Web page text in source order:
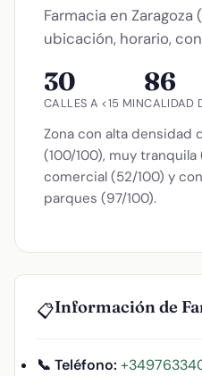
Farmacia en Zaragoza
ubicación, horario,
30
CALLES A <15 MIN
86
CALIDAD
Zona con alta densidad
(100/100), muy
comercial (52/100) y
parques (97/100).
📋Información de
📞 Teléfono: